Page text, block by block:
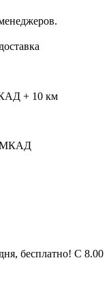
+ 10 км
МКАД
бесплатно! С 8.00